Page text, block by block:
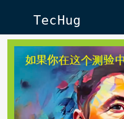
TecHug